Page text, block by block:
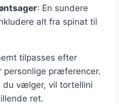
: En sundere
alt fra spinat til
tilpasses efter
personlige præferencer.
du vælger, vil tortellini
ret.